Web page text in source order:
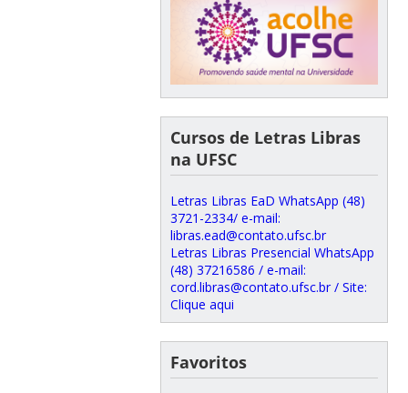
Cursos de Letras Libras
na UFSC
Letras Libras EaD WhatsApp (48)
3721-2334/ e-mail:
libras.ead@contato.ufsc.br
Letras Libras Presencial WhatsApp
(48) 37216586 / e-mail:
cord.libras@contato.ufsc.br / Site:
Clique aqui
Favoritos